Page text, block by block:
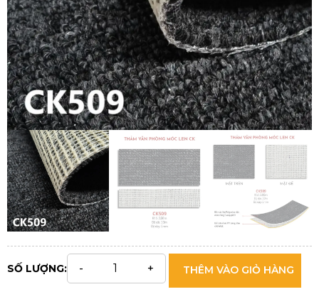
SỐ LƯỢNG: THÊM VÀO GIỎ HÀNG